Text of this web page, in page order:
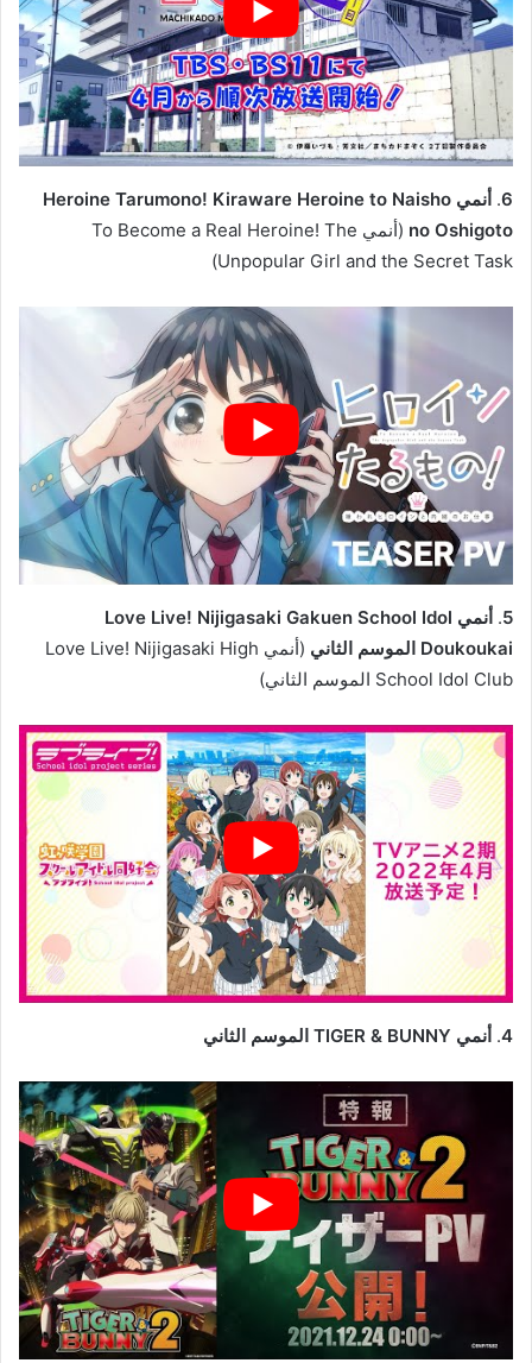
6
.
أنمي Heroine Tarumono! Kiraware Heroine to Naisho
no Oshigoto
(أنمي To Become a Real Heroine! The
Unpopular Girl and the Secret Task)
5
.
أنمي Love Live! Nijigasaki Gakuen School Idol
Doukoukai الموسم الثاني
(أنمي Love Live! Nijigasaki High
School Idol Club الموسم الثاني)
4
. أنمي TIGER & BUNNY الموسم الثاني